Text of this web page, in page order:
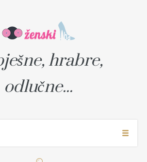
hrabre,
odlučne...